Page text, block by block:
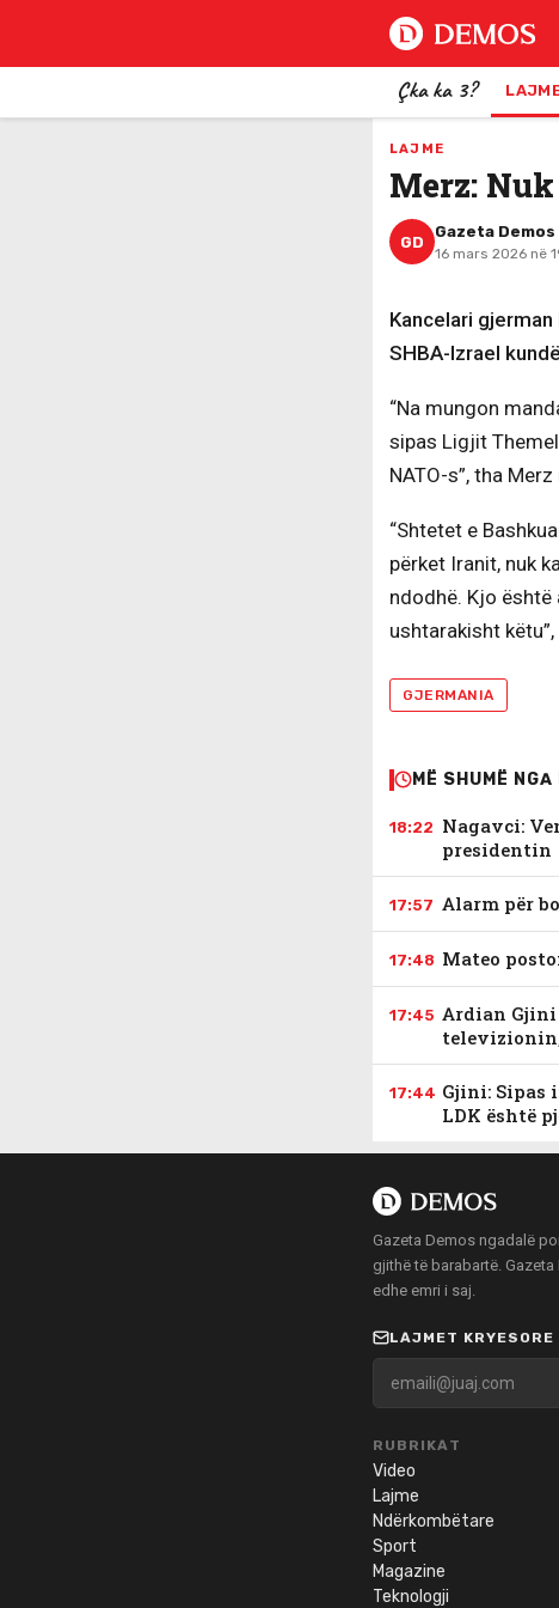
Çka ka 3?
LAJME
Merz:
GD
Gazeta Demos
16 mars 2026 në
Kancelari
SHBA-Izrael
“Na mungon
sipas Ligjit
NATO-s”, tha
“Shtetet e
përket Iranit, nuk
ndodhë. Kjo
ushtarakisht
GJERMANIA
MË SHUMË
18:22 Nagavci:
presidentin
17:57 Alarm për
17:48 Mateo
17:45 Ardian
17:44 Gjini: Sipas
LDK është
Gazeta Demos ngadalë
gjithë të barabartë.
edhe emri i saj.
LAJMET KRYESORE
RUBRIKAT
Video
Lajme
Ndërkombëtare
Sport
Magazine
Teknologji